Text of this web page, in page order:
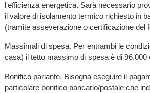
l'efficienza energetica. Sarà necessario
il valore di isolamento termico richiesto in
(tramite asseverazione o certificazione del
Massimali di spesa. Per entrambi le
casa) il tetto massimo di spesa è di 96.000
Bonifico parlante. Bisogna eseguire il
particolare bonifico bancario/postale che